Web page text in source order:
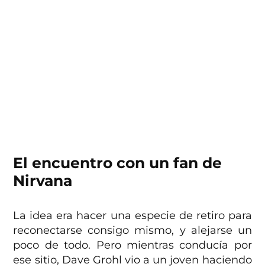
El encuentro con un fan de
Nirvana
La idea era hacer una especie de retiro para
reconectarse consigo mismo, y alejarse un
poco de todo. Pero mientras conducía por
ese sitio, Dave Grohl vio a un joven haciendo